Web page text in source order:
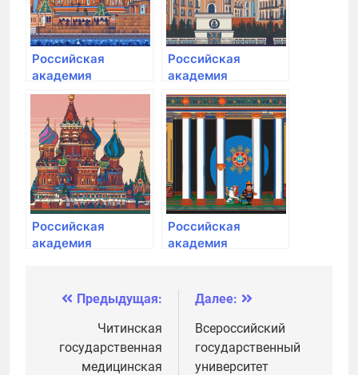
Российская
академия
народного
хозяйства и
государственной
службы при
Президенте РФ
Российская
академия
народного
хозяйства и
государственной
службы при
Президенте РФ
Российская
академия
государственной
службы при
Президенте РФ
Российская
академия
государственной
службы при
Президенте РФ
Навигация
записям
Предыдущая:
Читинская
государственная
медицинская
Далее:
Всероссийский
государственный
университет